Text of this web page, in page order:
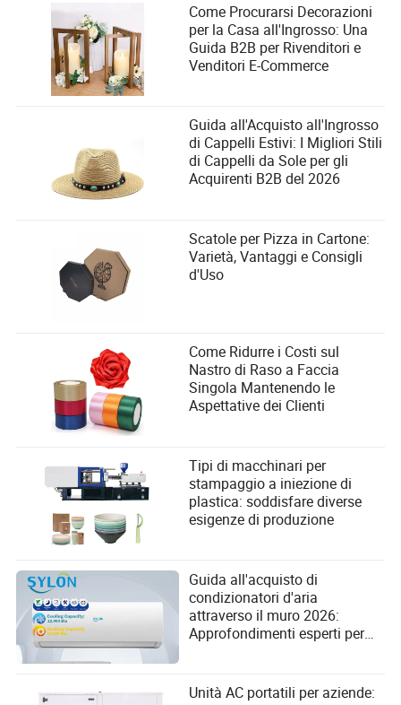
Come Procurarsi Decorazioni
per la Casa all'Ingrosso: Una
Guida B2B per Rivenditori e
Venditori E-Commerce
Guida all'Acquisto all'Ingrosso
di Cappelli Estivi: I Migliori Stili
di Cappelli da Sole per gli
Acquirenti B2B del 2026
Scatole per Pizza in Cartone:
Varietà, Vantaggi e Consigli
d'Uso
Come Ridurre i Costi sul
Nastro di Raso a Faccia
Singola Mantenendo le
Aspettative dei Clienti
Tipi di macchinari per
stampaggio a iniezione di
plastica: soddisfare diverse
esigenze di produzione
Guida all'acquisto di
condizionatori d'aria
attraverso il muro 2026:
Approfondimenti esperti per
Unità AC portatili per aziende: